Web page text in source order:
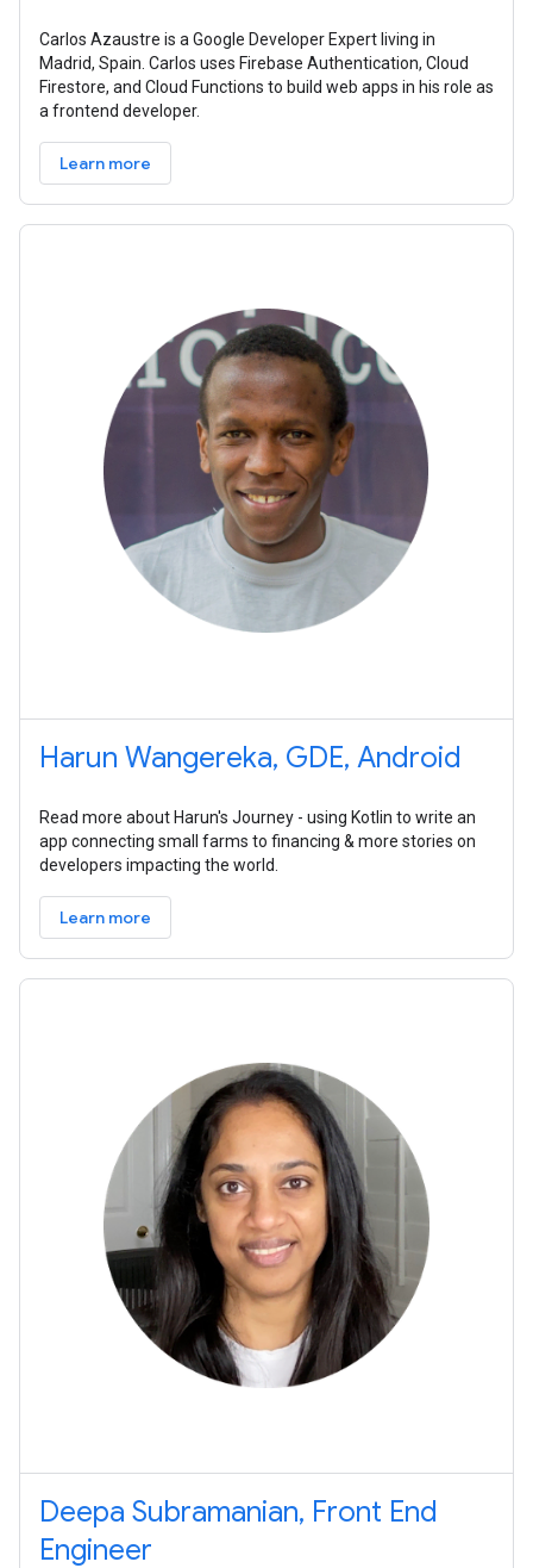
Carlos Azaustre is a Google Developer Expert living in
Madrid, Spain. Carlos uses Firebase Authentication, Cloud
Firestore, and Cloud Functions to build web apps in his role as
a frontend developer.
Learn more
Harun Wangereka, GDE, Android
Read more about Harun's Journey - using Kotlin to write an
app connecting small farms to financing & more stories on
developers impacting the world.
Learn more
Deepa Subramanian, Front End
Engineer